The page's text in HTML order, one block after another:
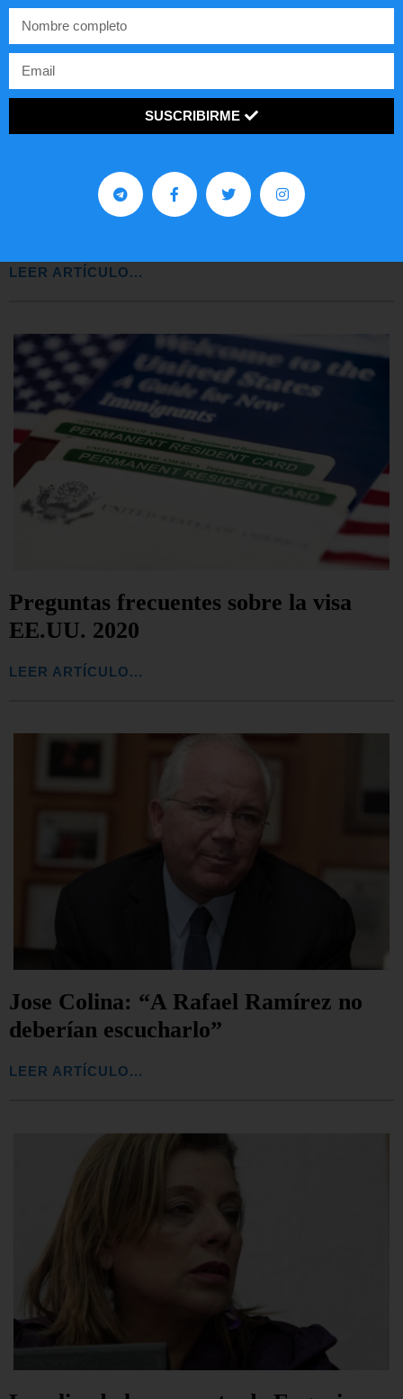
Comunistas no son bienvenidos en
LEER ARTÍCULO...
Preguntas frecuentes sobre la visa
EE.UU. 2020
LEER ARTÍCULO...
Jose Colina: “A Rafael Ramírez no
deberían escucharlo”
LEER ARTÍCULO...
SUSCRIBIRME